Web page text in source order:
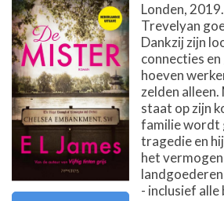
Londen,
Trevelyan
Dankzij zijn
connecties
hoeven
zelden alleen.
staat op zijn
familie wordt
tragedie en
het
- inclusief alle